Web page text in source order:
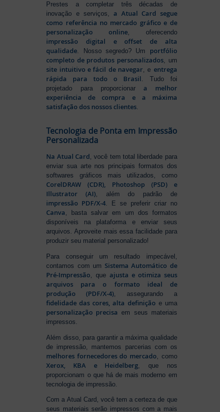
Prestes a completar três décadas de
inovação e serviços,a Atual Card segue
como referência no mercado gráfico e de
personalização online, oferecendo
impressão digital e offset de alta
qualidade. Nosso segredo? Um portfólio
completo de produtos personalizados, um
site intuitivo e fácil de navegar, e entrega
rápida para todo o Brasil. Tudo foi
projetado para proporcionara melhor
experiência de compra e a máxima
satisfação dos nossos clientes.
Tecnologia de Ponta em Impressão
Personalizada
Na Atual Card , você tem total liberdade para
enviar sua arte nos principais formatos dos
softwares gráficos mais utilizados, como
CorelDRAW (CDR), Photoshop (PSD) e
Illustrator (AI) , além do padrão de
impressão PDF/X-4 . E se preferir criar no
Canva , basta salvar em um dos formatos
disponíveis na plataforma e enviar seus
arquivos. Aproveite mais essa facilidade para
produzir seu material personalizado!
Para conseguir um resultado impecável,
contamos com um Sistema Automático de
Pré-Impressão , queajusta e otimiza seus
arquivos para o formato ideal de
produção (PDF/X-4) , assegurando a
fidelidade das cores, alta definição e uma
personalização precisa em seus materiais
impressos.
Além disso, para garantir a máxima qualidade
de impressão, mantemos parcerias com os
melhores fornecedores do mercado , como
Xerox, KBA e Heidelberg , que nos
proporcionam o que há de mais moderno em
tecnologia de impressão.
Com a Atual Card, você tem a certeza de que
seus materiais serão impressos com a mais